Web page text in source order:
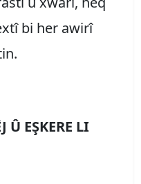
bi her awirî
Û EŞKERE LI